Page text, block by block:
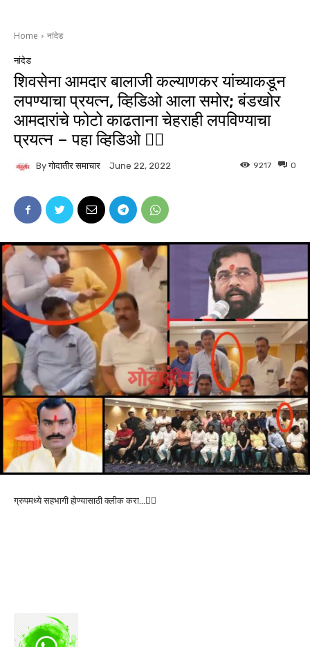
Home नांदेड
नांदेड
शिवसेना आमदार बालाजी कल्याणकर यांच्याकडून
लपण्याचा प्रयत्न, व्हिडिओ आला समोर; बंडखोर
आमदारांचे फोटो काढताना चेहराही लपविण्याचा
प्रयत्न – पहा व्हिडिओ 👇🏻
By गोदातीर समाचार June 22, 2022 0
9217
ग्रुपमध्ये सहभागी होण्यासाठी क्लीक करा…👆🏻